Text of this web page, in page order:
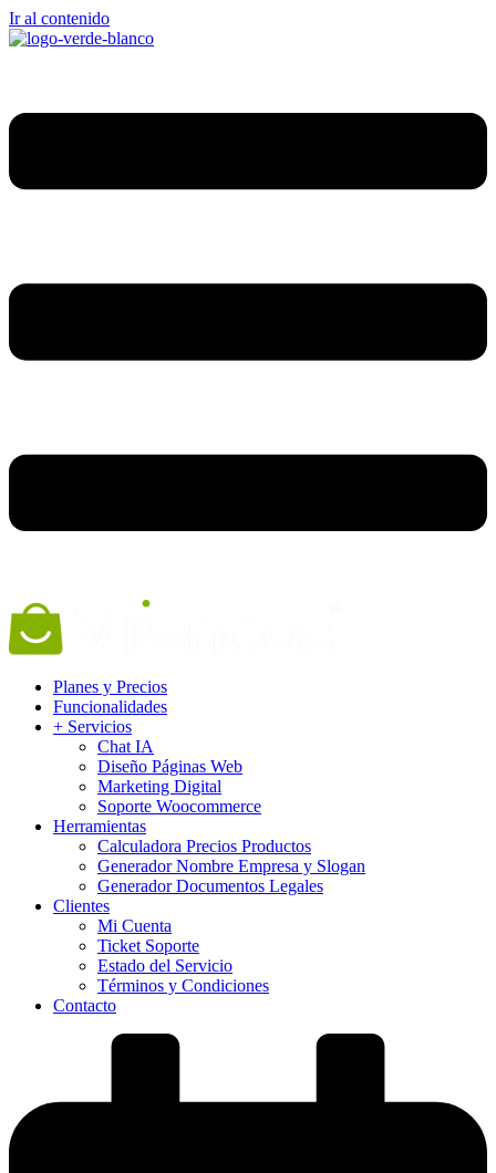
Ir al contenido
Planes y Precios
Funcionalidades
+ Servicios
Chat IA
Diseño Páginas Web
Marketing Digital
Soporte Woocommerce
Herramientas
Calculadora Precios Productos
Generador Nombre Empresa y Slogan
Generador Documentos Legales
Clientes
Mi Cuenta
Ticket Soporte
Estado del Servicio
Términos y Condiciones
Contacto